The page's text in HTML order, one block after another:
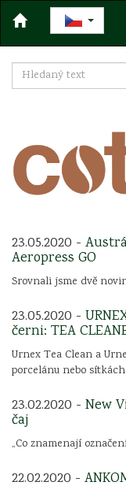
23.05.2020 -
Aeropress GO
Srovnali jsme dvě
23.05.2020 -
černi: TEA
Urnex Tea Clean a
porcelánu nebo sítkách
23.02.2020 - New
čaj
„Co znamenají
22.02.2020 -